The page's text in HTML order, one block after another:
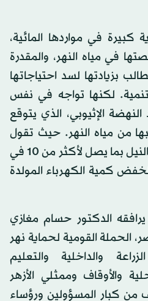
في مواردها المائية،
في مياه النهر، والمقدرة
بزيادتها لسد احتياجاتها
لكنها تواجه في نفس
الإثيوبي، الذي يتوقع
2017، بنصيبها من مياه النهر. حيث تقول
مصر إنه يهدد حصتها من النيل بما يصل لأكثر من 10 في
كمية الكهرباء المولدة
الدكتور حسام مغازي
الحملة القومية لحماية نهر
والداخلية والتعليم
والأوقاف وممثلي الأزهر
من كبار المسؤولين ورؤساء